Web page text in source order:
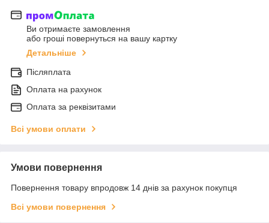
Ви отримаєте замовлення
або гроші повернуться на вашу картку
Детальніше
Післяплата
Оплата на рахунок
Оплата за реквізитами
Всі умови оплати
Умови повернення
Повернення товару впродовж 14 днів за рахунок покупця
Всі умови повернення